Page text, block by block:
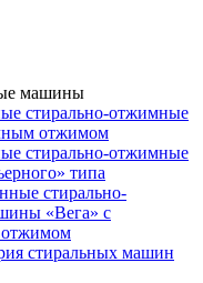
машины
стирально-отжимные
отжимом
стирально-отжимные
типа
стирально-
«Вега» с
стиральных машин